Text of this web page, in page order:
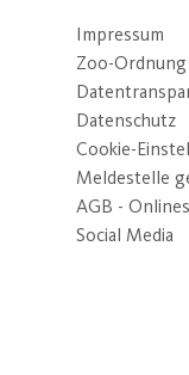
Impressum
Zoo-Ordnung
Datenschutz
Cookie-
Meldestelle
AGB -
Social Media